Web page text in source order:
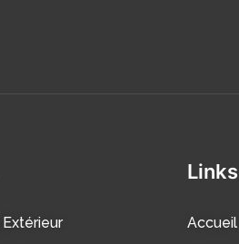
Links
Accueil